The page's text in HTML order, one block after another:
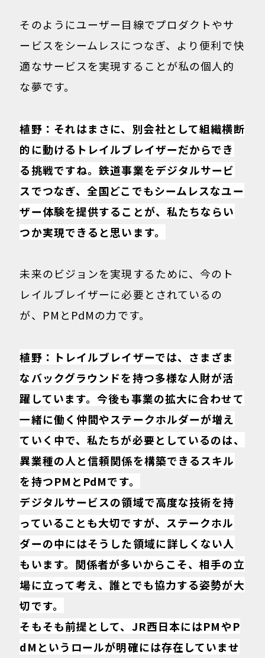
そのようにユーザー目線でプロダクトやサ
ービスをシームレスにつなぎ、より便利で快
適なサービスを実現することが私の個人的
な夢です。
植野：それはまさに、別会社として組織横断
的に動けるトレイルブレイザーだからでき
る挑戦ですね。鉄道事業をデジタルサービ
スでつなぎ、全国どこでもシームレスなユー
ザー体験を提供することが、私たちならい
つか実現できると思います。
未来のビジョンを実現するために、今のト
レイルブレイザーに必要とされているの
が、PMとPdMの力です。
植野：トレイルブレイザーでは、さまざま
なバックグラウンドを持つ多様な人財が活
躍しています。今後も事業の拡大に合わせて
一緒に働く仲間やステークホルダーが増え
ていく中で、私たちが必要としているのは、
異業種の人と信頼関係を構築できるスキル
を持つPMとPdMです。
デジタルサービスの領域で高度な技術を持
っていることも大切ですが、ステークホル
ダーの中にはそうした領域に詳しくない人
もいます。関係者が多いからこそ、相手の立
場に立って考え、誰とでも協力する姿勢が大
切です。
そもそも前提として、JR西日本にはPMやP
dMというロールが明確には存在していませ